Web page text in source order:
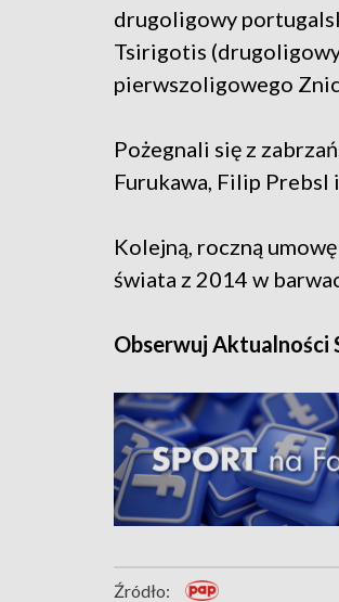
drugoligowy
Tsirigotis
pierwszoligowego
Pożegnali się z
Furukawa, Filip Prebsl
Kolejną, roczną
świata z 2014 w
Obserwuj Aktualności
Źródło: